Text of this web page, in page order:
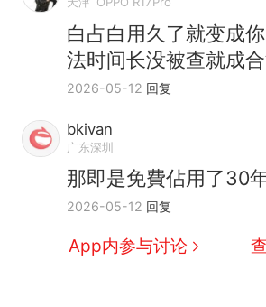
白占白用久了就变成
法时间长没被查就成
2026-05-12 回复
bkivan
广东深圳
那即是免費佔用了30年
2026-05-12 回复
App内参与讨论
么？
新 那个在床头放
人生
费大厨“全国小炒